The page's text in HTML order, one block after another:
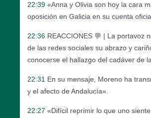
22:39 «Anna y Olivia son hoy la cara
oposición en Galicia en su cuenta
22:36 REACCIONES 💬 | La portavoz
de las redes sociales su abrazo y
conocerse el hallazgo del cadáver de
22:31 En su mensaje, Moreno ha
y el afecto de Andalucía».
22:27 «Difícil reprimir lo que uno